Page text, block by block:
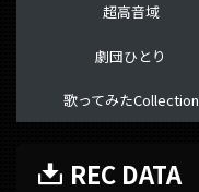
超高音域
劇団ひとり
歌ってみたCollection
REC DATA